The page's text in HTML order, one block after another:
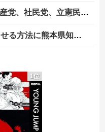
の左派の救援は影すら見えず。住民苦言
常識すぎる要求に視聴者激怒仕事に矜持とかないのかね？、
到…職員「業務になりません」
ディア取材陣、挙句の果てに要求してきたのは……
葬は絶対にダメだ】
1位